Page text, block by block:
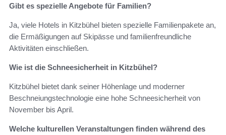
Gibt es spezielle Angebote für Familien?
Ja, viele Hotels in Kitzbühel bieten spezielle Familienpakete an,
die Ermäßigungen auf Skipässe und familienfreundliche
Aktivitäten einschließen.
Wie ist die Schneesicherheit in Kitzbühel?
Kitzbühel bietet dank seiner Höhenlage und moderner
Beschneiungstechnologie eine hohe Schneesicherheit von
November bis April.
Welche kulturellen Veranstaltungen finden während des